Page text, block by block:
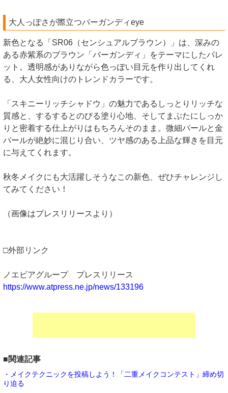
大人っぽさが際立つバーガンディeye
新色となる「SR06（センシュアルブラウン）」は、深みの
ある赤紫系のブラウン「バーガンディ」をテーマにしたパレ
ット。透明感がありながら色っぽい目元を作り出してくれ
る、大人女性向けのトレンドカラーです。
「スキニーリッチシャドウ」の魅力であるしっとりリッチな
質感と、するするとのびる塗り心地、そしてまぶたにしっか
りと密着する仕上がりはもちろんそのまま。微細パールと金
パールが絶妙に混じり合い、ツヤ感のある上品な輝きを目元
に与えてくれます。
秋冬メイクにも大活躍しそうなこの新色、ぜひチャレンジし
てみてください！
（画像はプレスリリースより）
□外部リンク
ノエビアグループ プレスリリース
https://www.atpress.ne.jp/news/133196
■関連記事
・メイクテクニックを投稿しよう！「二重メイクコンテスト」締め切
り迫る